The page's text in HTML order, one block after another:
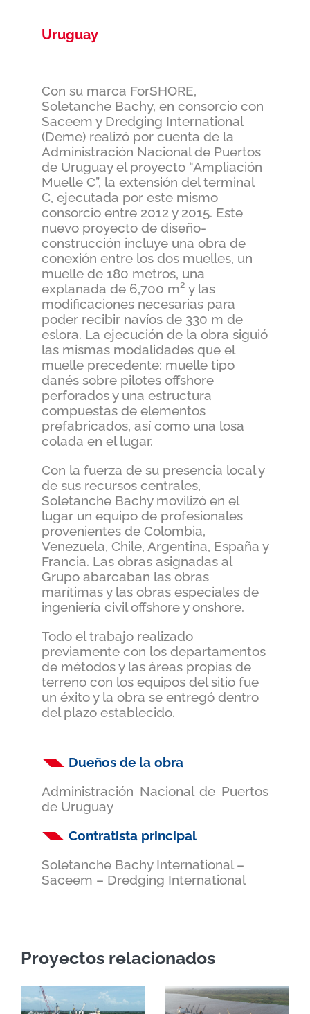
Uruguay
Con su marca ForSHORE,
Soletanche Bachy, en consorcio con
Saceem y Dredging International
(Deme) realizó por cuenta de la
Administración Nacional de Puertos
de Uruguay el proyecto “Ampliación
Muelle C”, la extensión del terminal
C, ejecutada por este mismo
consorcio entre 2012 y 2015. Este
nuevo proyecto de diseño-
construcción incluye una obra de
conexión entre los dos muelles, un
muelle de 180 metros, una
explanada de 6,700 m² y las
modificaciones necesarias para
poder recibir navíos de 330 m de
eslora. La ejecución de la obra siguió
las mismas modalidades que el
muelle precedente: muelle tipo
danés sobre pilotes offshore
perforados y una estructura
compuestas de elementos
prefabricados, así como una losa
colada en el lugar.
Con la fuerza de su presencia local y
de sus recursos centrales,
Soletanche Bachy movilizó en el
lugar un equipo de profesionales
provenientes de Colombia,
Venezuela, Chile, Argentina, España y
Francia. Las obras asignadas al
Grupo abarcaban las obras
marítimas y las obras especiales de
ingeniería civil offshore y onshore.
Todo el trabajo realizado
previamente con los departamentos
de métodos y las áreas propias de
terreno con los equipos del sitio fue
un éxito y la obra se entregó dentro
del plazo establecido.
Dueños de la obra
Administración Nacional de Puertos
de Uruguay
Contratista principal
Soletanche Bachy International –
Saceem – Dredging International
Proyectos relacionados